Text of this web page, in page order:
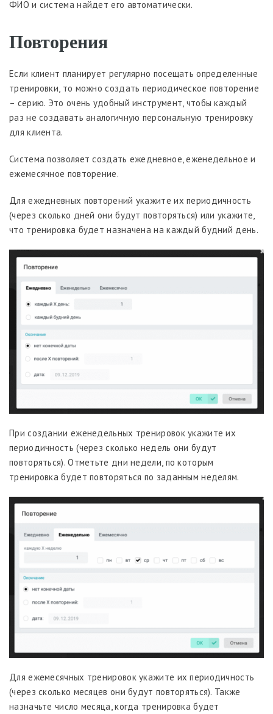
ФИО и система найдет его автоматически.
Повторения
Если клиент планирует регулярно посещать определенные
тренировки, то можно создать периодическое повторение
– серию. Это очень удобный инструмент, чтобы каждый
раз не создавать аналогичную персональную тренировку
для клиента.
Система позволяет создать ежедневное, еженедельное и
ежемесячное повторение.
Для ежедневных повторений укажите их периодичность
(через сколько дней они будут повторяться) или укажите,
что тренировка будет назначена на каждый будний день.
При создании еженедельных тренировок укажите их
периодичность (через сколько недель они будут
повторяться). Отметьте дни недели, по которым
тренировка будет повторяться по заданным неделям.
Для ежемесячных тренировок укажите их периодичность
(через сколько месяцев они будут повторяться). Также
назначьте число месяца, когда тренировка будет